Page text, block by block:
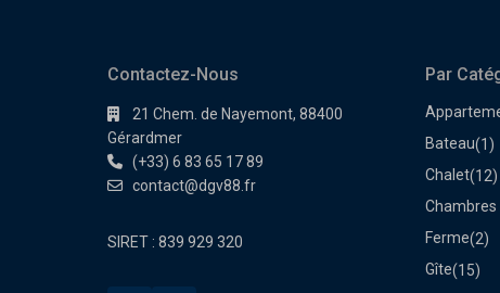
Contactez-Nous
21 Chem. de Nayemont, 88400
Gérardmer
(+33) 6 83 65 17 89
contact@dgv88.fr
SIRET : 839 929 320
Par
Bateau(1)
Chalet(12)
Chambres
Ferme(2)
Gîte(15)